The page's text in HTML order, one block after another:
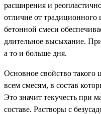
расширения и
отличие от традиционного
бетонной смеси
длительное высыхание.
а то и больше дня.
Основное свойство такого
всем смесям, в состав
Это значит текучесть при
составе. Растворы с